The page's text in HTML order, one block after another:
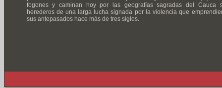
fogones y caminan hoy por las geografías sagradas del Cauca
herederos de una larga lucha signada por la violencia que
sus antepasados hace más de tres siglos.